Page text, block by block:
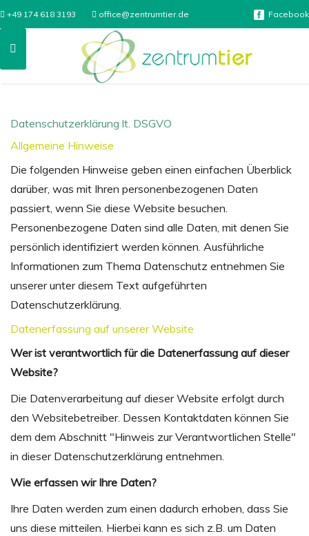
+49 174 618 3193 office@zentrumtier.de Facebook
Datenschutzerklärung lt. DSGVO
Allgemeine Hinweise
Die folgenden Hinweise geben einen einfachen Überblick
darüber, was mit Ihren personenbezogenen Daten
passiert, wenn Sie diese Website besuchen.
Personenbezogene Daten sind alle Daten, mit denen Sie
persönlich identifiziert werden können. Ausführliche
Informationen zum Thema Datenschutz entnehmen Sie
unserer unter diesem Text aufgeführten
Datenschutzerklärung.
Datenerfassung auf unserer Website
Wer ist verantwortlich für die Datenerfassung auf dieser
Website?
Die Datenverarbeitung auf dieser Website erfolgt durch
den Websitebetreiber. Dessen Kontaktdaten können Sie
dem dem Abschnitt "Hinweis zur Verantwortlichen Stelle"
in dieser Datenschutzerklärung entnehmen.
Wie erfassen wir Ihre Daten?
Ihre Daten werden zum einen dadurch erhoben, dass Sie
uns diese mitteilen. Hierbei kann es sich z.B. um Daten